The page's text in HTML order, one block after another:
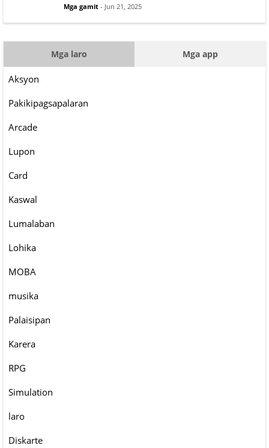
Mga gamit - Jun 21, 2025
Mga laro Mga app
Aksyon
Pakikipagsapalaran
Arcade
Lupon
Card
Kaswal
Lumalaban
Lohika
MOBA
musika
Palaisipan
Karera
RPG
Simulation
laro
Diskarte